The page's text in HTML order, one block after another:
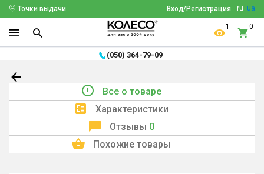
ru ua
Вход/Регистрация
Точки выдачи
1 0
(050) 364-79-09
Все о товаре
Характеристики
Отзывы 0
Похожие товары